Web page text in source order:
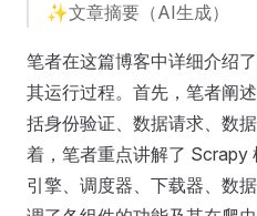
✨文章摘要（AI生成）
笔者在这篇博客中详细介绍
其运行过程。首先，笔者阐
括身份验证、数据请求、数
着，笔者重点讲解了 Scrapy
引擎、调度器、下载器、数